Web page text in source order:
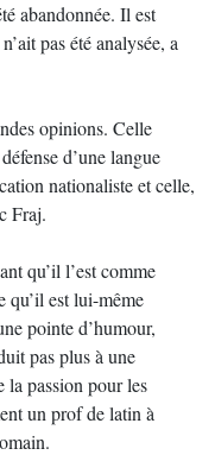
abandonnée. Il est
pas été analysée, a
opinions. Celle
d’une langue
nationaliste et celle,
Fraj.
qu’il l’est comme
qu’il est lui-même
pointe d’humour,
pas plus à une
la passion pour les
un prof de latin à